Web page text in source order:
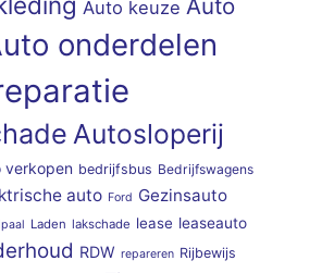
Auto keuze Auto
onderdelen
Autosloperij
verkopen bedrijfsbus Bedrijfswagens
auto Ford Gezinsauto
Laden lakschade lease leaseauto
RDW repareren Rijbewijs